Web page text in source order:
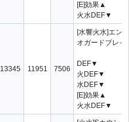
[E]効果▲
火水DEF▼
13345 11951 7506
[水響火水]エン
オガードブレイ
DEF▼
火DEF▼
水DEF▼
[E]効果▲
火水DEF▼